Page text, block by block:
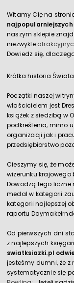
Witamy Cię na
naszym sklepie
niezwykle
Dowiedz się,
Krótka historia
Początki naszej
właścicielem jest
książek z siedzibą w
podkreślenia, mimo
organizacji jak i
przedsiębiorstwo
Cieszymy się, że
wizerunku krajowego
Dowodzą tego liczne
medal w kategorii
kategorii najlepszej
raportu
Od pierwszych dni
z najlepszych
swiatksiazki.pl
jesteśmy dumni, że
systematycznie się